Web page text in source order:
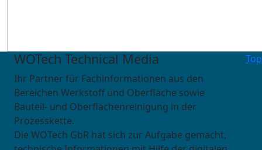
Top
WOTech Technical Media
Ihr Partner für Fachinformationen aus den
Bereichen Werkstoff und Oberfläche sowie
Bauteil- und Oberflächenreinigung in der
Prozesskette.
Die WOTech GbR hat sich zur Aufgabe gemacht,